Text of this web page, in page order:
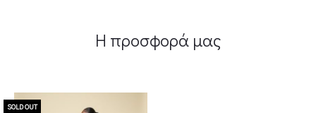
Η προσφορά μας
SOLD OUT